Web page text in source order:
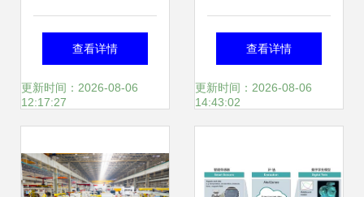
统对利润的影响
查看详情
更新时间：2026-08-06
12:17:27
运营们开始渡劫
查看详情
更新时间：2026-08-06
14:43:02